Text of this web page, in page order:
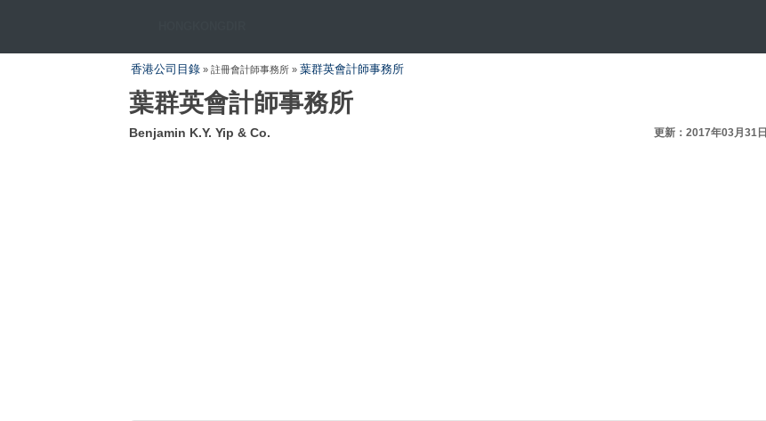
香港公司目錄 » 註冊會計師事務所 » 葉群英會計師事務所
葉群英會計師事務所
Benjamin K.Y. Yip & Co. 更新：2017年03月31日